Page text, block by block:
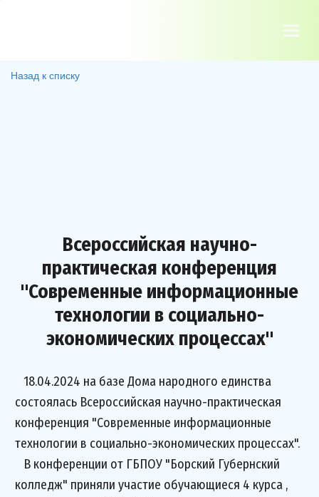
Назад к списку
Всероссийская научно-
практическая конференция
"Современные информационные
технологии в социально-
экономических процессах"
18.04.2024 на базе Дома народного единства
состоялась Всероссийская научно-практическая
конференция "Современные информационные
технологии в социально-экономических процессах".
В конференции от ГБПОУ "Борский Губернский
колледж" приняли участие обучающиеся 4 курса ,